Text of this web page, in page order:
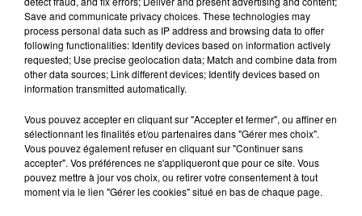
AGENDA
JEUX
PODCASTS
CINÉMA
DIRECT VIDÉO
MAGNUM 80
Save and communicate privacy choices. These technologies may
process personal data such as IP address and browsing data to offer
following functionalities: Identify devices based on information actively
requested; Use precise geolocation data; Match and combine data from
other data sources; Link different devices; Identify devices based on
information transmitted automatically.
Vous pouvez accepter en cliquant sur "Accepter et fermer", ou affiner en
sélectionnant les finalités et/ou partenaires dans "Gérer mes choix".
Vous pouvez également refuser en cliquant sur "Continuer sans
accepter". Vos préférences ne s'appliqueront que pour ce site. Vous
pouvez mettre à jour vos choix, ou retirer votre consentement à tout
moment via le lien "Gérer les cookies" situé en bas de chaque page.